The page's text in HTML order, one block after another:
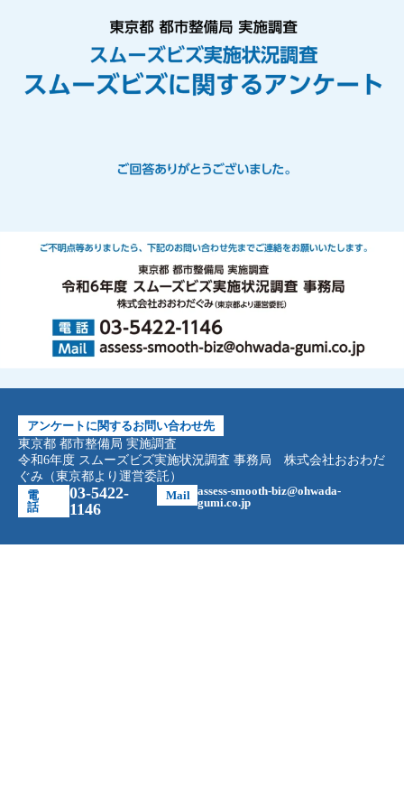
アンケートに関するお問い合わせ先
東京都 都市整備局 実施調査
令和6年度 スムーズビズ実施状況調査 事務局 株式会社おおわだ
ぐみ（東京都より運営委託）
電
話
03-5422-
1146
Mail assess-smooth-biz@ohwada-
gumi.co.jp